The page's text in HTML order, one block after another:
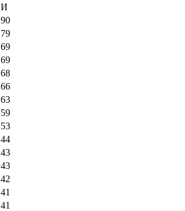
И
90
79
69
69
68
66
63
59
53
44
43
43
42
41
41